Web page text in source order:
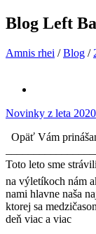
Blog Left
Amnis rhei /Blog /
Novinky z leta 2020
Opäť Vám
Toto leto sme
na výletíkoch nám
nami hlavne naša
ktorej sa
deň viac a viac